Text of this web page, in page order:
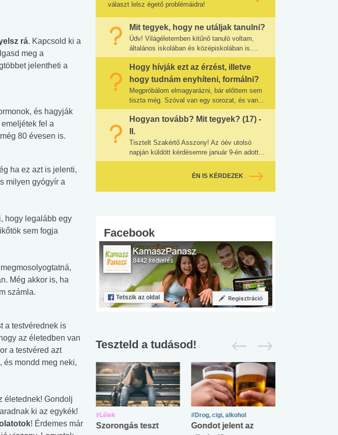
rá. Kapcsold ki a
meg a
jelentheti a
és hagyják
fel a
80 évesen is.
ha ez azt is jelenti,
milyen gyógyír a
hogy legalább egy
sem fogja
Még akkor is, ha
számla.
a testvérednek is
az életedben van
a testvéred azt
és mondd meg neki,
életednek! Gondolj
ki az egykék!
! Érdemes már
választ lelsz égető problémáidra!
Mit tegyek, hogy ne utáljak tanulni?
Üdv! Világéletemben kitűnő tanuló voltam,
általános iskolában és középiskolában is....
Hogy hívják ezt az érzést, illetve
hogy tudnám enyhíteni, formálni?
Megpróbálom elmagyarázni, bár előttem sem
tiszta még. Szóval van egy sorozat, és van...
Hogyan tovább? Mit tegyek? (17) -
II.
Tisztelt Szakértő Asszony! Az óév utolsó
napján küldött kérdésemre január 9-én adott...
ÉN IS KÉRDEZEK
Facebook
Teszteld a tudásod!
#Suli, munka
Internet-függőség
#Lélek
Szorongás teszt
#Drog, cigi, alkohol
Gondot jelent az